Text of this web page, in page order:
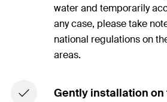
water and temporarily
any case, please take
national regulations on
areas.
Gently installation on